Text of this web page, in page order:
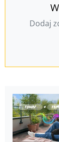
Dodaj